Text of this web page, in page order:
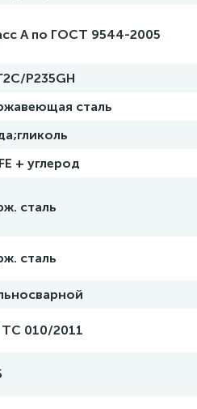
А по ГОСТ 9544-2005
P235GH
сталь
+ углерод
сталь
сталь
010/2011